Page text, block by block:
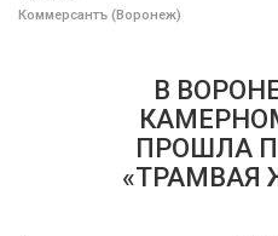
Коммерсантъ (Воронеж)
В
ПРОШЛА
«ТРАМВАЯ